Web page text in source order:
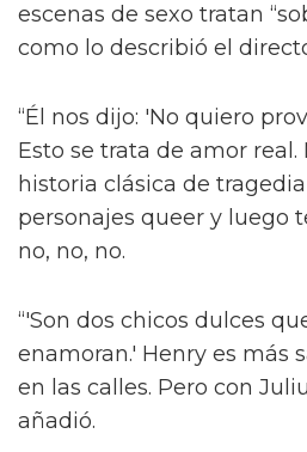
escenas de sexo tratan
como lo describió el
“Él nos dijo: 'No quiero
Esto se trata de amor real.
historia clásica de
personajes queer y luego
no, no, no.
“'Son dos chicos dulces
enamoran.' Henry es más
en las calles. Pero con
añadió.